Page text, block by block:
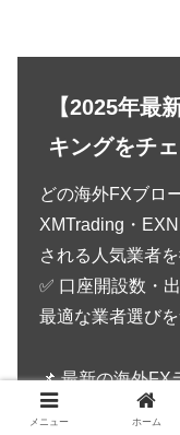
【2025年最
キングをチ
どの海外FXブロ
XMTrading・
される人気業者を
✅ 口座開設数・
最適な業者選びを
📌 最新の海外FX
メニュー ホーム